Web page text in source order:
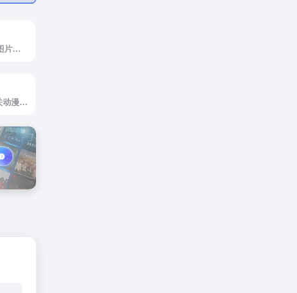
福利兔分享COS美女图片的网站
介绍日本画师以及相关动漫资讯的网站